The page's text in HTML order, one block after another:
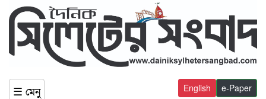
☰ মেনু e-Paper
English